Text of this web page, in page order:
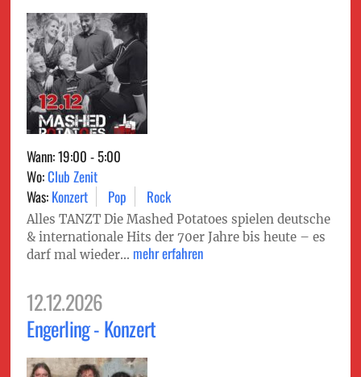
Wann: 19:00 - 5:00
Wo:Club Zenit
Was: Konzert Pop Rock
Alles TANZT Die Mashed Potatoes spielen deutsche
& internationale Hits der 70er Jahre bis heute – es
darf mal wieder... mehr erfahren
12.12.2026
Engerling - Konzert